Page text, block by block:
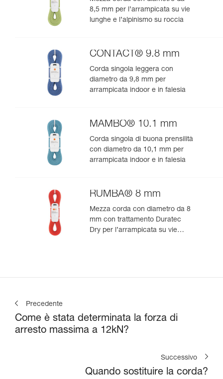
8,5 mm per l’arrampicata su vie
lunghe e l’alpinismo su roccia
CONTACT® 9.8 mm
Corda singola leggera con
diametro da 9,8 mm per
arrampicata indoor e in falesia
MAMBO® 10.1 mm
Corda singola di buona prensilità
con diametro da 10,1 mm per
arrampicata indoor e in falesia
RUMBA® 8 mm
Mezza corda con diametro da 8
mm con trattamento Duratec
Dry per l’arrampicata su vie
Precedente
Come è stata determinata la forza di
arresto massima a 12kN?
Successivo
Quando sostituire la corda?